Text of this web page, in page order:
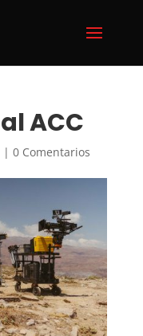
ACC
| 0 Comentarios